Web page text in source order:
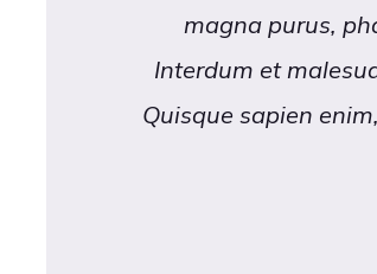
magna purus,
Interdum et
Quisque sapien